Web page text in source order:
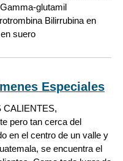
glutamil
Bilirrubina en
suero
Especiales
CALIENTES,
pero tan cerca del
en el centro de un valle y
se encuentra el